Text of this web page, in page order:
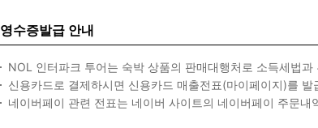
영수증발급 안내
NOL 인터파크 투어는 숙박 상품의 판매대행처로 소득세법
신용카드로 결제하시면 신용카드 매출전표(마이페이지)를 발
네이버페이 관련 전표는 네이버 사이트의 네이버페이 주문내